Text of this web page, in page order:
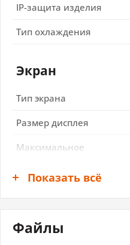
IP-защита изделия
Тип охлаждения
Экран
Тип экрана
Размер дисплея
Максимальное
Сенсорный экран
Показать всё
Файлы